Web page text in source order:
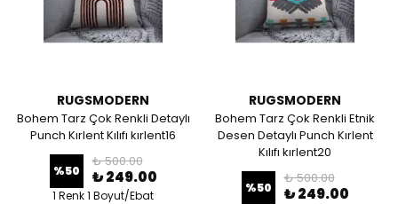
RUGSMODERN
Bohem Tarz Çok Renkli Detaylı
Punch Kırlent Kılıfı kırlent16
%50
₺ 500.00
₺ 249.00
1 Renk 1 Boyut/Ebat
RUGSMODERN
Bohem Tarz Çok Renkli Etnik
Desen Detaylı Punch Kırlent
Kılıfı kırlent20
%50
₺ 500.00
₺ 249.00